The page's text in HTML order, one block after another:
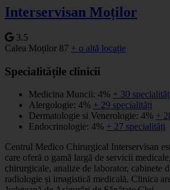
Interservisan Moților
3.5
Calea Moților 87 + o altă locație
Specialitățile clinicii
Medicina Muncii: 4% + 30
Alergologie: 4% + 29 specialități
Dermatologie si Venerologie: 4% +
Endocrinologie: 4% + 27 specialități
Centrul Medico Chirurgical Interservisan
care oferă o gamă largă de servicii
chirurgicale, analize de laborator, cabinete
radiologie și imagistică medicală. Clinica